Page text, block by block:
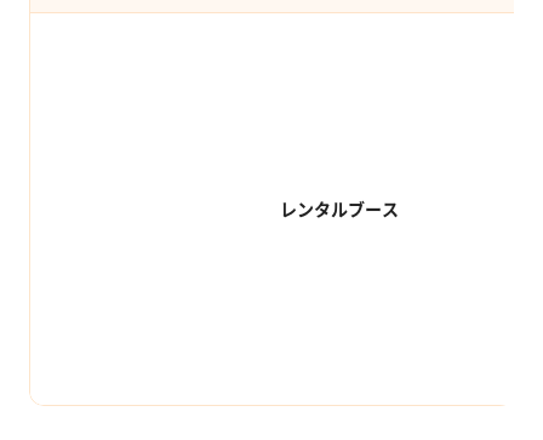
レンタルブース